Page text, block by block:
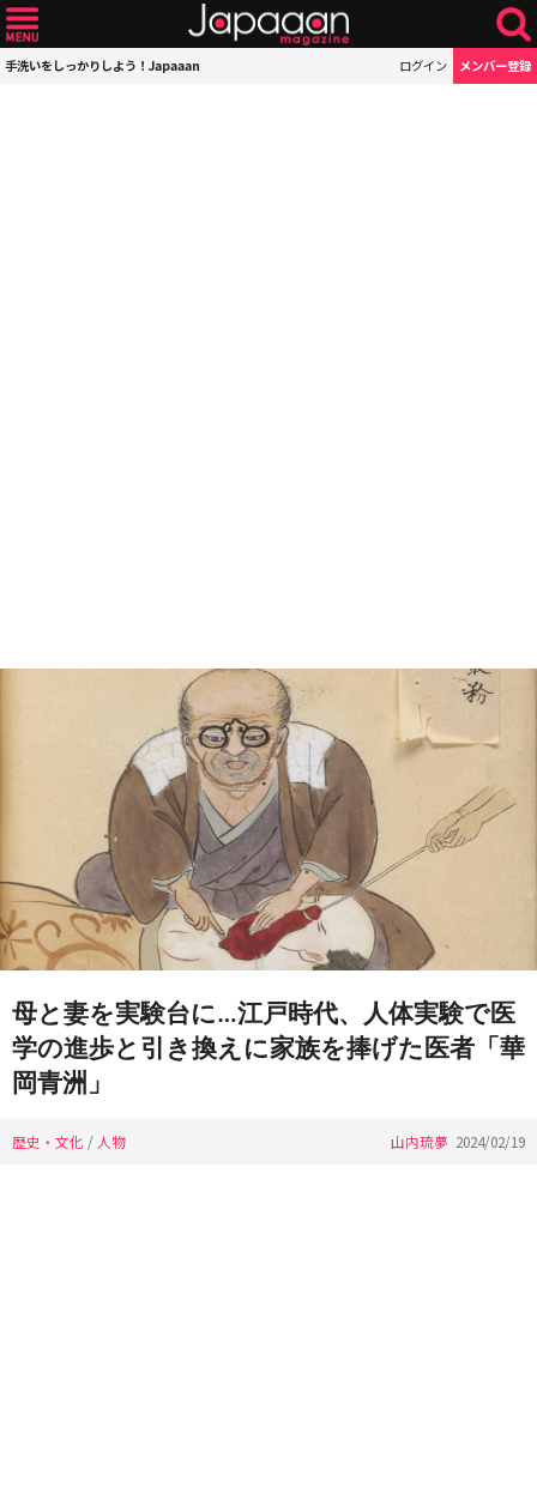
手洗いをしっかりしよう！Japaaan ログイン メンバー登録
母と妻を実験台に…江戸時代、人体実験で医
学の進歩と引き換えに家族を捧げた医者「華
岡青洲」
歴史・文化 / 人物 山内琉夢 2024/02/19